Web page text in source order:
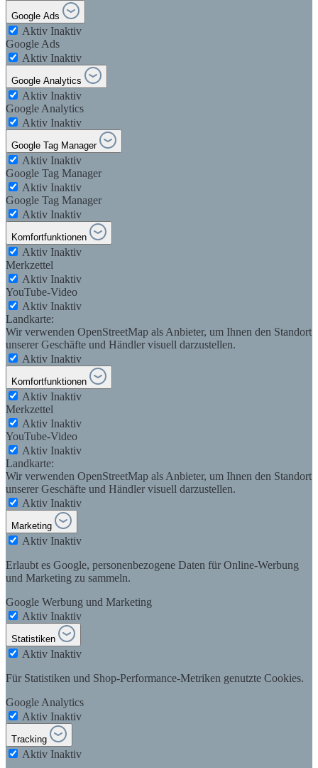
Google Ads
Aktiv Inaktiv
Google Ads
Aktiv Inaktiv
Google Analytics
Aktiv Inaktiv
Google Analytics
Aktiv Inaktiv
Google Tag Manager
Aktiv Inaktiv
Google Tag Manager
Aktiv Inaktiv
Google Tag Manager
Aktiv Inaktiv
Komfortfunktionen
Aktiv Inaktiv
Merkzettel
Aktiv Inaktiv
YouTube-Video
Aktiv Inaktiv
Landkarte:
Wir verwenden OpenStreetMap als Anbieter, um Ihnen den Standort
unserer Geschäfte und Händler visuell darzustellen.
Aktiv Inaktiv
Komfortfunktionen
Aktiv Inaktiv
Merkzettel
Aktiv Inaktiv
YouTube-Video
Aktiv Inaktiv
Landkarte:
Wir verwenden OpenStreetMap als Anbieter, um Ihnen den Standort
unserer Geschäfte und Händler visuell darzustellen.
Aktiv Inaktiv
Marketing
Aktiv Inaktiv
Erlaubt es Google, personenbezogene Daten für Online-Werbung
und Marketing zu sammeln.
Google Werbung und Marketing
Aktiv Inaktiv
Statistiken
Aktiv Inaktiv
Für Statistiken und Shop-Performance-Metriken genutzte Cookies.
Google Analytics
Aktiv Inaktiv
Tracking
Aktiv Inaktiv